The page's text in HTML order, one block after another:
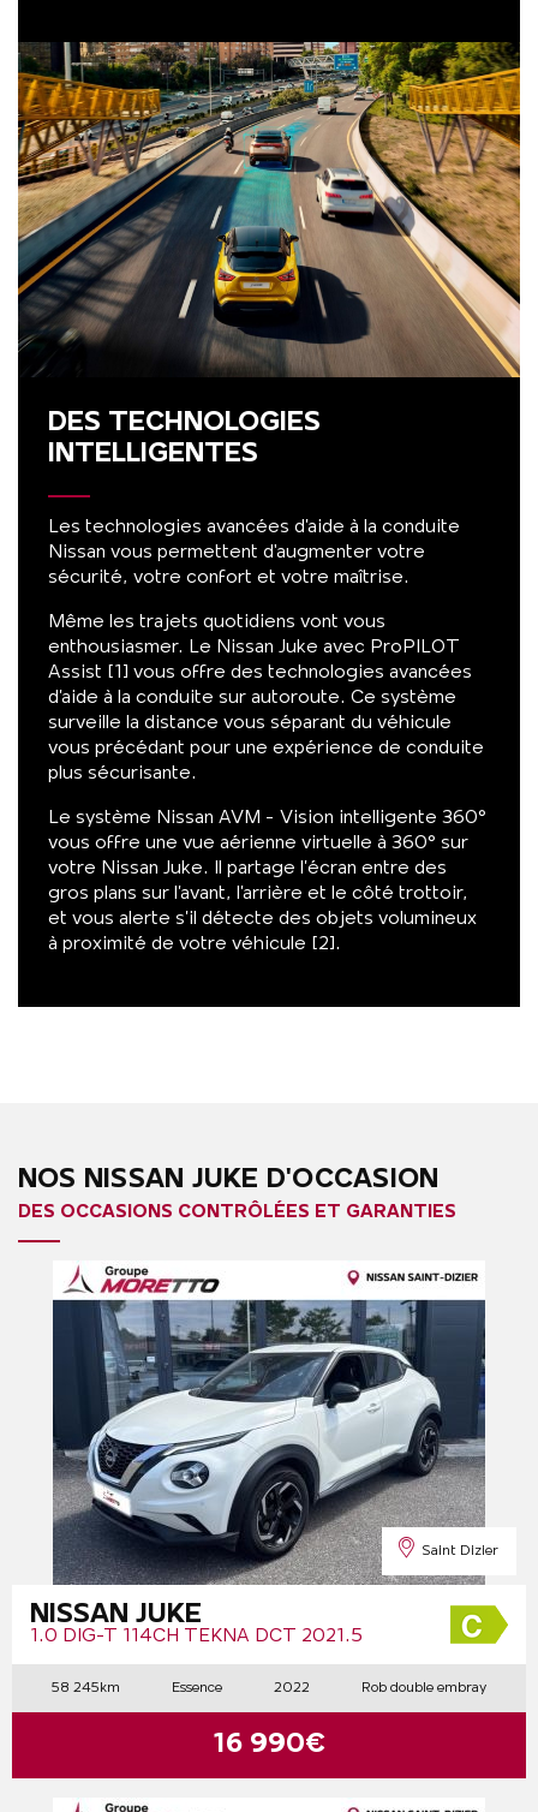
DES TECHNOLOGIES
INTELLIGENTES
Les technologies avancées d’aide à la conduite
Nissan vous permettent d'augmenter votre
sécurité, votre confort et votre maîtrise.
Même les trajets quotidiens vont vous
enthousiasmer. Le Nissan Juke avec ProPILOT
Assist [1] vous offre des technologies avancées
d’aide à la conduite sur autoroute. Ce système
surveille la distance vous séparant du véhicule
vous précédant pour une expérience de conduite
plus sécurisante.
Le système Nissan AVM - Vision intelligente 360°
vous offre une vue aérienne virtuelle à 360° sur
votre Nissan Juke. Il partage l’écran entre des
gros plans sur l’avant, l’arrière et le côté trottoir,
et vous alerte s’il détecte des objets volumineux
à proximité de votre véhicule [2].
NOS NISSAN JUKE D'OCCASION
DES OCCASIONS CONTRÔLÉES ET GARANTIES
Saint Dizier
NISSAN JUKE
1.0 DIG-T 114CH TEKNA DCT 2021.5
58 245km Essence 2022 Rob double embray
16 990€